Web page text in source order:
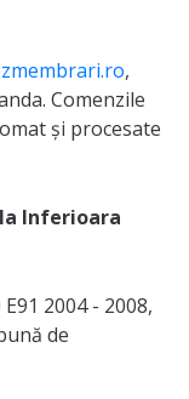
,
Comenzile
și procesate
Inferioara
2004 - 2008,
de